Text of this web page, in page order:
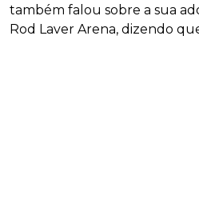
também falou sobre a sua
Rod Laver Arena, dizendo